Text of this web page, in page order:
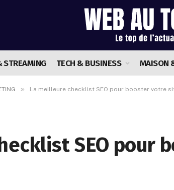
STREAMING TECH & BUSINESS MAISON
» La meilleure checklist SEO pour booster votre
SEO pour